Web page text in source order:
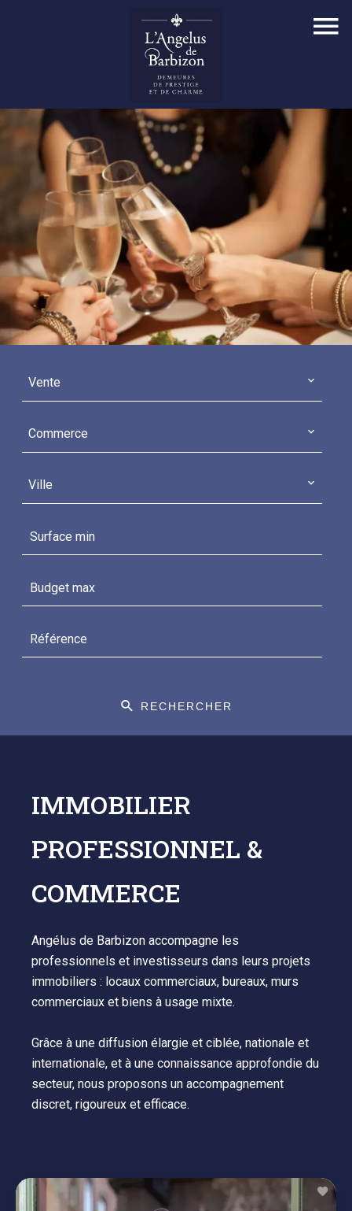
Vente
Commerce
Ville
RECHERCHER
IMMOBILIER
PROFESSIONNEL &
COMMERCE
Angélus de Barbizon accompagne les
professionnels et investisseurs dans leurs projets
immobiliers : locaux commerciaux, bureaux, murs
commerciaux et biens à usage mixte.
Grâce à une diffusion élargie et ciblée, nationale et
internationale, et à une connaissance approfondie du
secteur, nous proposons un accompagnement
discret, rigoureux et efficace.